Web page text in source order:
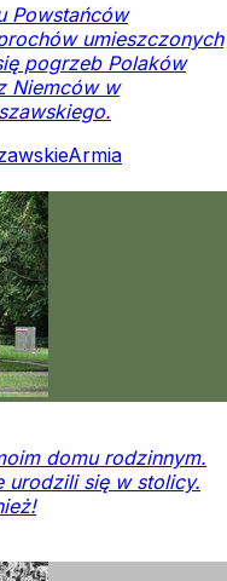
Powstańców
umieszczonych
pogrzeb Polaków
Niemców w
Armia
domu rodzinnym.
urodzili się w stolicy.